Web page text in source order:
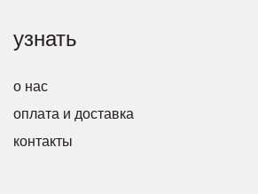
узнать
о нас
оплата и доставка
контакты